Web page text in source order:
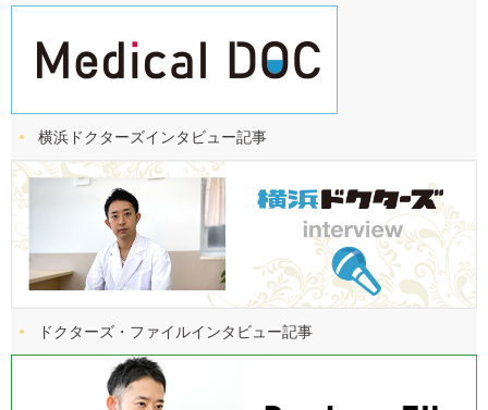
横浜ドクターズインタビュー記事
ドクターズ・ファイルインタビュー記事